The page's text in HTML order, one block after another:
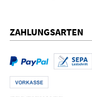
ZAHLUNGSARTEN